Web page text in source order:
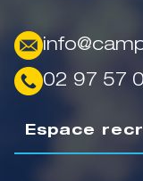
02 97 57
Espace